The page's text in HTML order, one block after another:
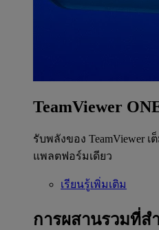
TeamViewer
รับพลังของ TeamViewer
แพลตฟอร์มเดียว
เรียนรู้เพิ่มเติม
การผสานรวมที่ส